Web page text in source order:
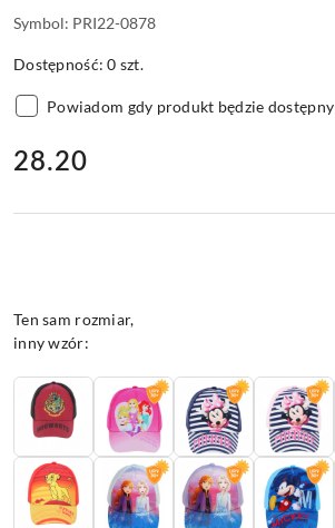
Symbol: PRI22-0878
Dostępność:0 szt.
Powiadom gdy produkt będzie dostępny
cena:
28.20
Wariant
Ten sam rozmiar,
inny wzór: